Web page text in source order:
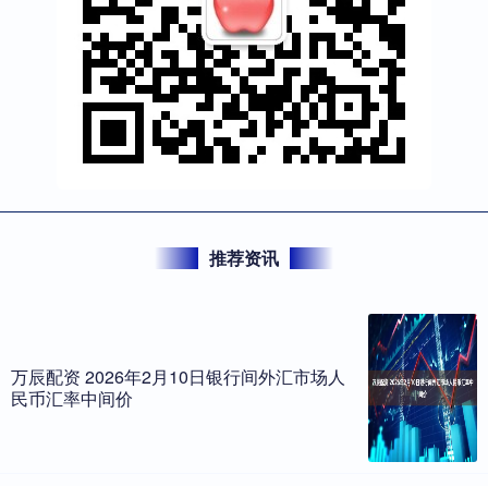
推荐资讯
万辰配资 2026年2月10日银行间外汇市场人
民币汇率中间价